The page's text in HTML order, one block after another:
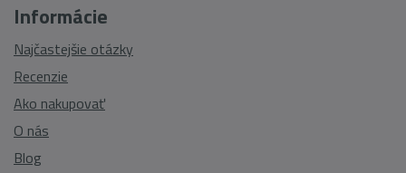
Informácie
Najčastejšie otázky
Recenzie
Ako nakupovať
O nás
Blog